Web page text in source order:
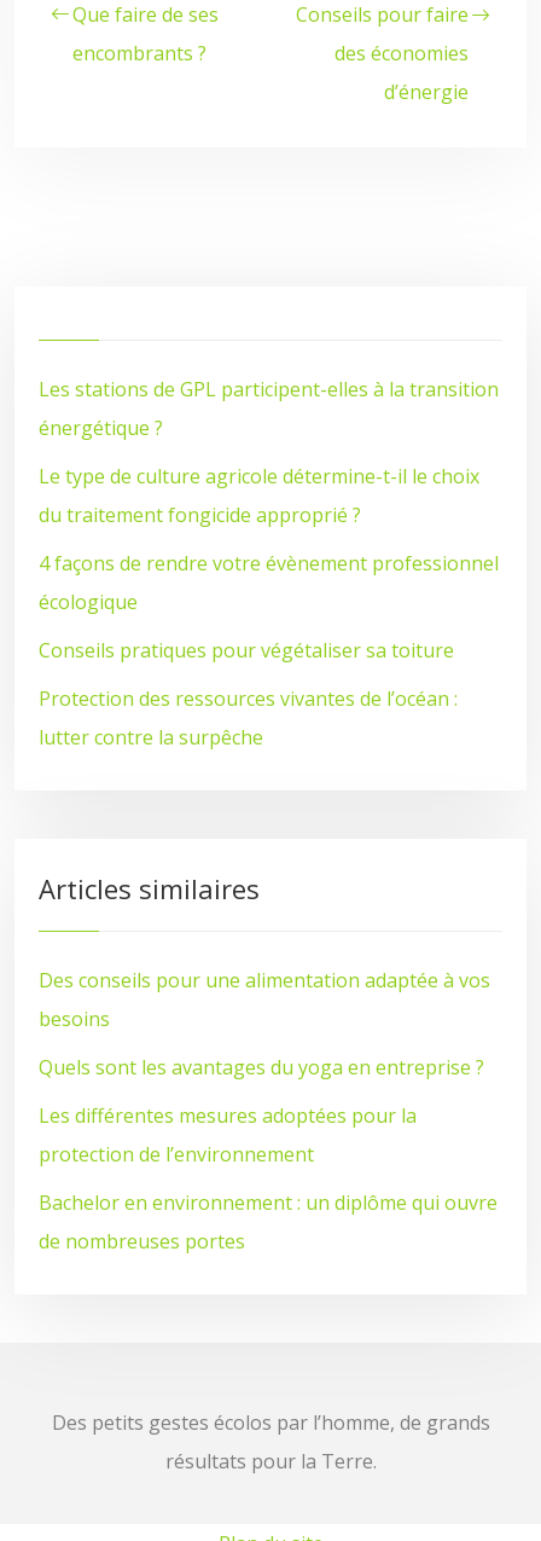
Que faire de ses
encombrants ?
Conseils pour faire
des économies
d’énergie
Les stations de GPL participent-elles à la transition
énergétique ?
Le type de culture agricole détermine-t-il le choix
du traitement fongicide approprié ?
4 façons de rendre votre évènement professionnel
écologique
Conseils pratiques pour végétaliser sa toiture
Protection des ressources vivantes de l’océan :
lutter contre la surpêche
Articles similaires
Des conseils pour une alimentation adaptée à vos
besoins
Quels sont les avantages du yoga en entreprise ?
Les différentes mesures adoptées pour la
protection de l’environnement
Bachelor en environnement : un diplôme qui ouvre
de nombreuses portes
Des petits gestes écolos par l’homme, de grands
résultats pour la Terre.